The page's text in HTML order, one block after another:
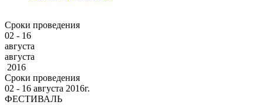
Сроки проведения
02 - 16
августа
августа
2016
Сроки проведения
02 ‐ 16 августа 2016г.
ФЕСТИВАЛЬ